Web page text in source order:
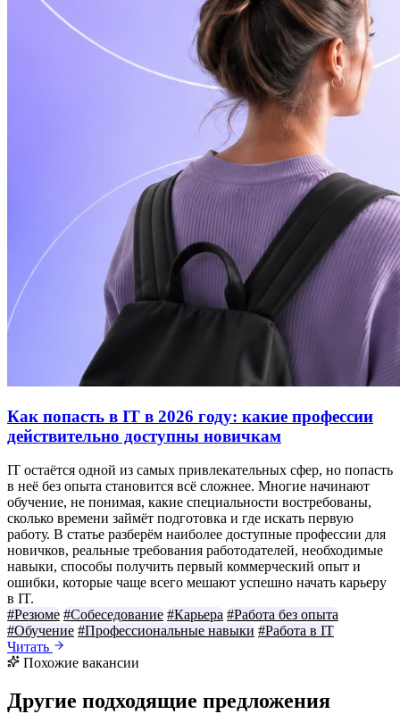
Как попасть в IT в 2026 году: какие профессии
действительно доступны новичкам
IT остаётся одной из самых привлекательных сфер, но попасть
в неё без опыта становится всё сложнее. Многие начинают
обучение, не понимая, какие специальности востребованы,
сколько времени займёт подготовка и где искать первую
работу. В статье разберём наиболее доступные профессии для
новичков, реальные требования работодателей, необходимые
навыки, способы получить первый коммерческий опыт и
ошибки, которые чаще всего мешают успешно начать карьеру
в IT.
#Резюме #Собеседование #Карьера #Работа без опыта
#Обучение #Профессиональные навыки #Работа в IT
Читать
Похожие вакансии
Другие подходящие предложения